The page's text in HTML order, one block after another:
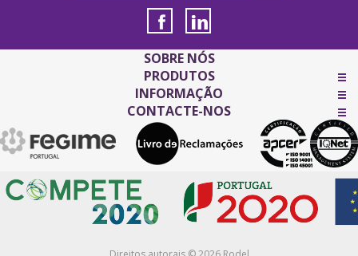
SOBRE NÓS
PRODUTOS
INFORMAÇÃO
CONTACTE-NOS